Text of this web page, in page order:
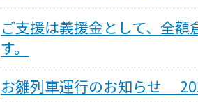
ご支援は義援金として、全
す。
お雛列車運行のお知らせ